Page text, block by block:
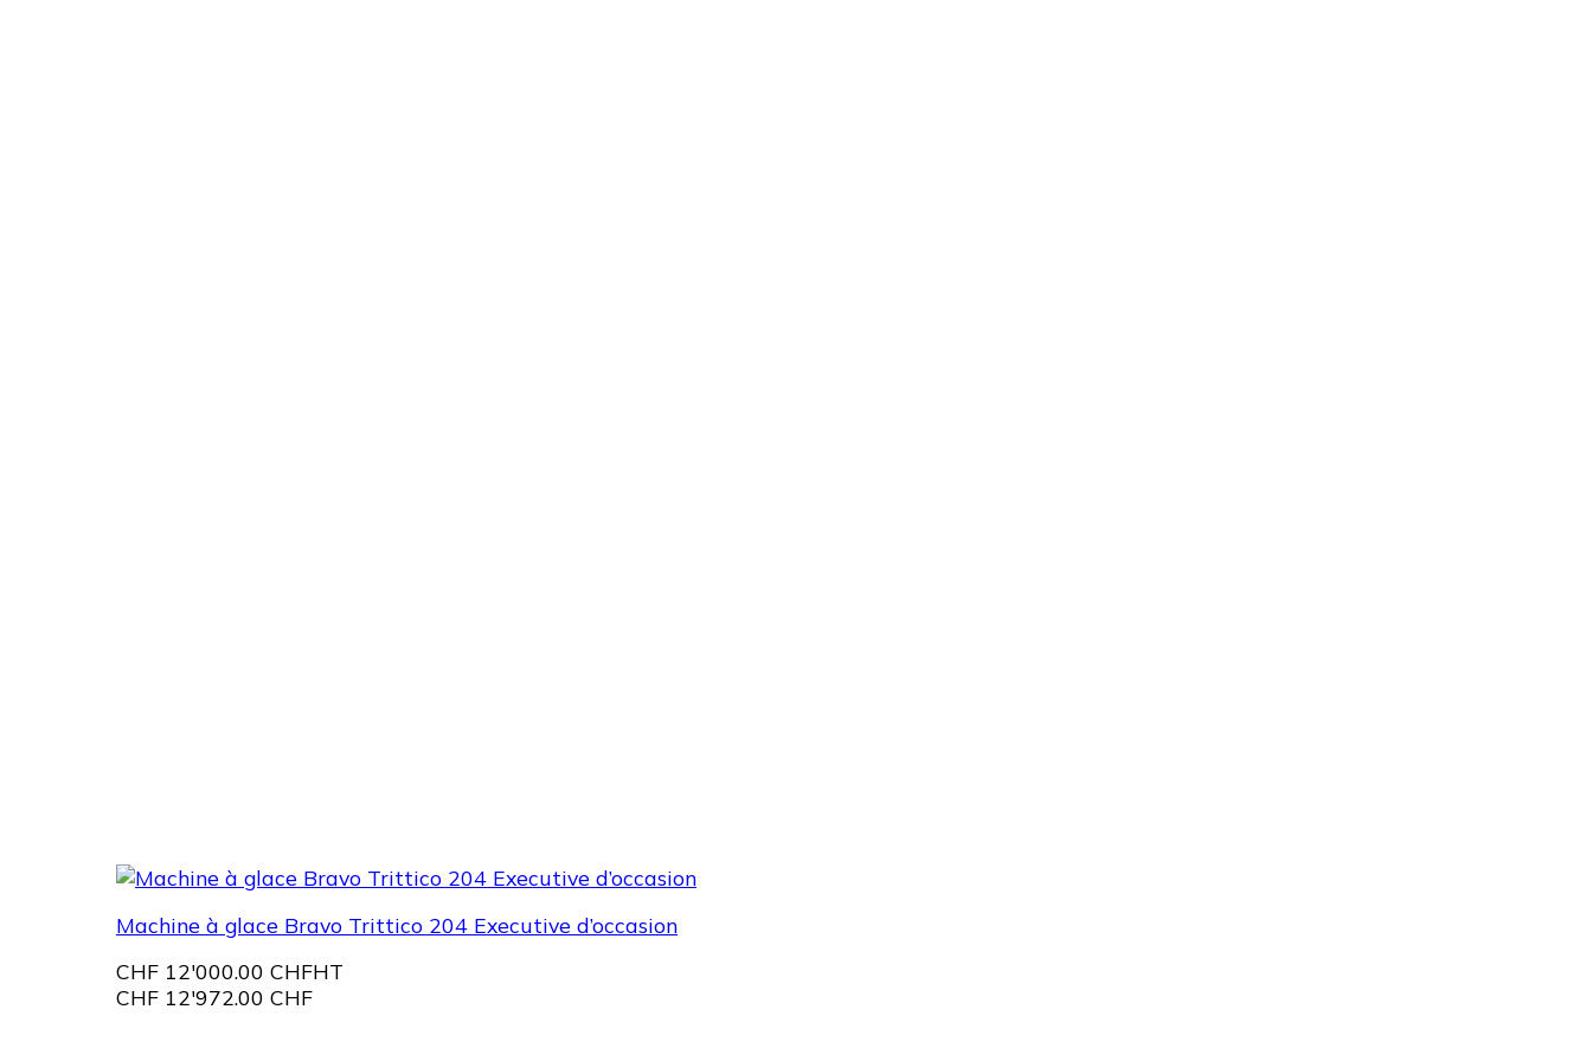
Machine à glace Bravo Trittico 204 Executive d’occasion
CHF 12'000.00 CHFHT
CHF 12'972.00 CHF